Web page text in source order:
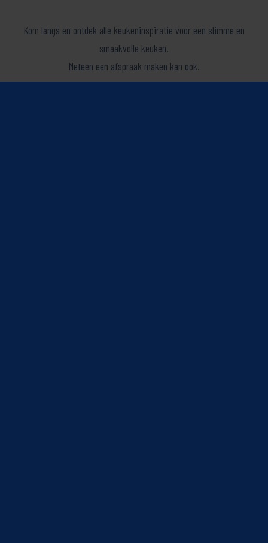
Kom langs en ontdek alle keukeninspiratie voor een slimme en
smaakvolle keuken.
Meteen een afspraak maken kan ook.